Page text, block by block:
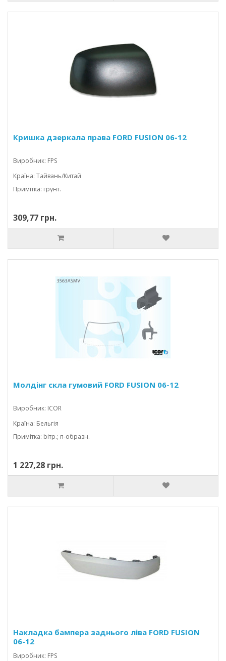
Кришка дзеркала права FORD FUSION 06-12
Виробник: FPS
Країна: Тайвань/Китай
Примітка: грунт.
309,77 грн.
Молдінг скла гумовий FORD FUSION 06-12
Виробник: ICOR
Країна: Бельгія
Примітка: bітр.; п-образн.
1 227,28 грн.
Накладка бампера заднього ліва FORD FUSION
06-12
Виробник: FPS